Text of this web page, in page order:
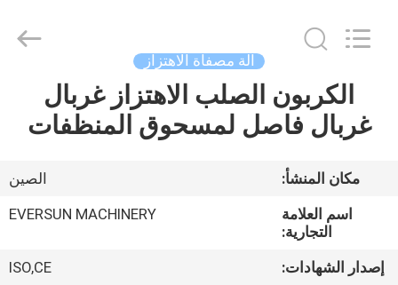
مسكن
عرض
الافتراضي
آلة مصفاة الاهتزاز
الكربون الصلب الاهتزاز غربال
غربال فاصل لمسحوق المنظفات
مكان المنشأ:
الصين
اسم العلامة
التجارية:
EVERSUN MACHINERY
إصدار الشهادات:
ISO,CE